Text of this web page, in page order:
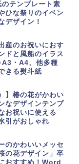
のテンプレート素
ひな祭りのイベン
デザイン！
産のお祝いにおす
ドと風船のイラス
・A4、他多種
きる熨斗紙
】椿の花がかわい
なデザインテンプ
お祝いに使える
引がおしゃれ
のかわいいメッセ
の花デザイン」卒
おすすめ！Word